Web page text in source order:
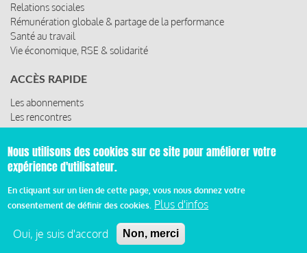
Relations sociales
Rémunération globale & partage de la performance
Santé au travail
Vie économique, RSE & solidarité
ACCÈS RAPIDE
Les abonnements
Les rencontres
Les ressources
© 2019 Miroir Social - Réalisé parCafffeine
Pied
Mentions légales et condition générale d’utilisation et
d’abonnement
Nous utilisons des cookies sur ce site pour améliorer votre
expérience d'utilisateur.
En cliquant sur un lien de cette page, vous nous donnez votre
consentement de définir des cookies. Plus d'infos
Oui, je suis d'accord Non, merci